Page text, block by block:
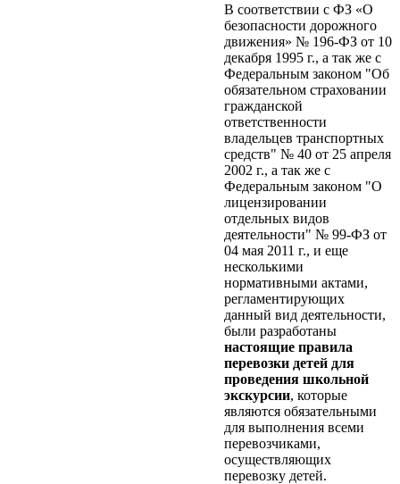
В соответствии с ФЗ «О
безопасности дорожного
движения» № 196-ФЗ от 10
декабря 1995 г., а так же с
Федеральным законом "Об
обязательном страховании
гражданской
ответственности
владельцев транспортных
средств" № 40 от 25 апреля
2002 г., а так же с
Федеральным законом "О
лицензировании
отдельных видов
деятельности" № 99-ФЗ от
04 мая 2011 г., и еще
несколькими
нормативными актами,
регламентирующих
данный вид деятельности,
были разработаны
настоящие правила
перевозки детей для
проведения школьной
экскурсии, которые
являются обязательными
для выполнения всеми
перевозчиками,
осуществляющих
перевозку детей.